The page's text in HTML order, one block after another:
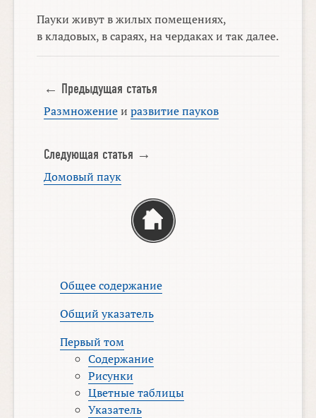
Пауки живут в жилых помещениях,
в кладовых, в сараях, на чердаках и так далее.
← Предыдущая статья
Размножениеи развитие пауков
Следующая статья →
Домовый паук
Общее содержание
Общий указатель
Первый том
Содержание
Рисунки
Цветные таблицы
Указатель